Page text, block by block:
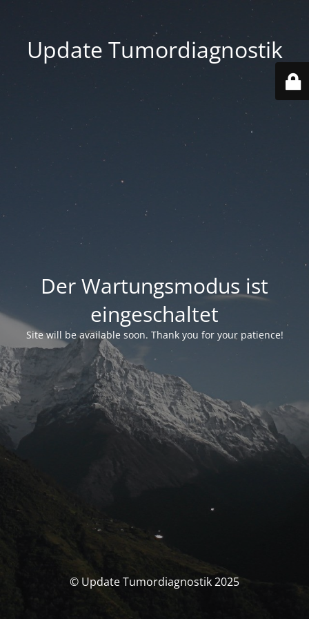
Update Tumordiagnostik
Der Wartungsmodus ist
eingeschaltet
Site will be available soon. Thank you for your patience!
© Update Tumordiagnostik 2025